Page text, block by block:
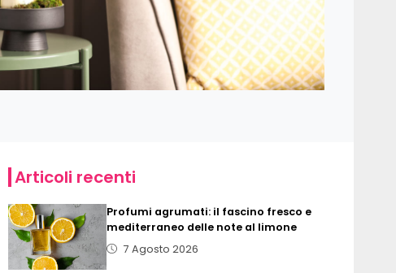
Articoli recenti
Profumi agrumati: il fascino fresco e
mediterraneo delle note al limone
7 Agosto 2026